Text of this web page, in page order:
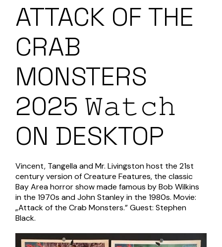
ATTACK OF THE
CRAB
MONSTERS
2025 𝚆𝚊𝚝𝚌𝚑
ON DESKTOP
Vincent, Tangella and Mr. Livingston host the 21st
century version of Creature Features, the classic
Bay Area horror show made famous by Bob Wilkins
in the 1970s and John Stanley in the 1980s. Movie:
„Attack of the Crab Monsters.” Guest: Stephen
Black.